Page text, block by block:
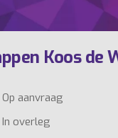
Koos de
Op aanvraag
In overleg